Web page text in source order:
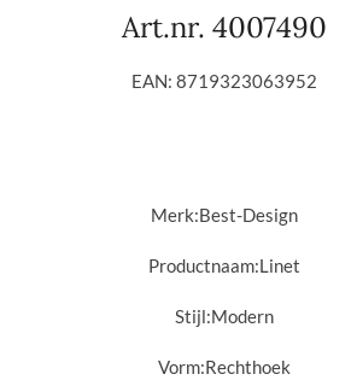
Art.nr. 4007490
EAN: 8719323063952
Merk:Best-Design
Productnaam:Linet
Stijl:Modern
Vorm:Rechthoek